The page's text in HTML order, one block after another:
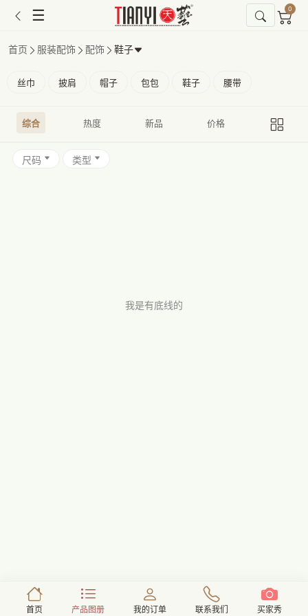
☰ 0
首页 服装配饰 配饰 鞋子
丝巾 披肩 帽子 包包 鞋子 腰带
综合 热度 新品 价格
尺码 类型
我是有底线的
首页 产品图册 我的订单 联系我们 买家秀